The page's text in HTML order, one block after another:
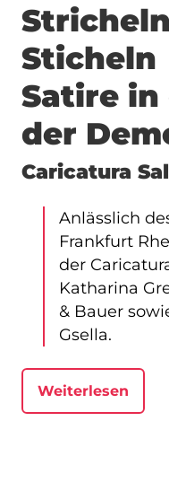
Sticheln
Satire in
der
Caricatura
Anlässlich
Frankfurt
der
Katharina
& Bauer
Gsella.
Weiterlesen